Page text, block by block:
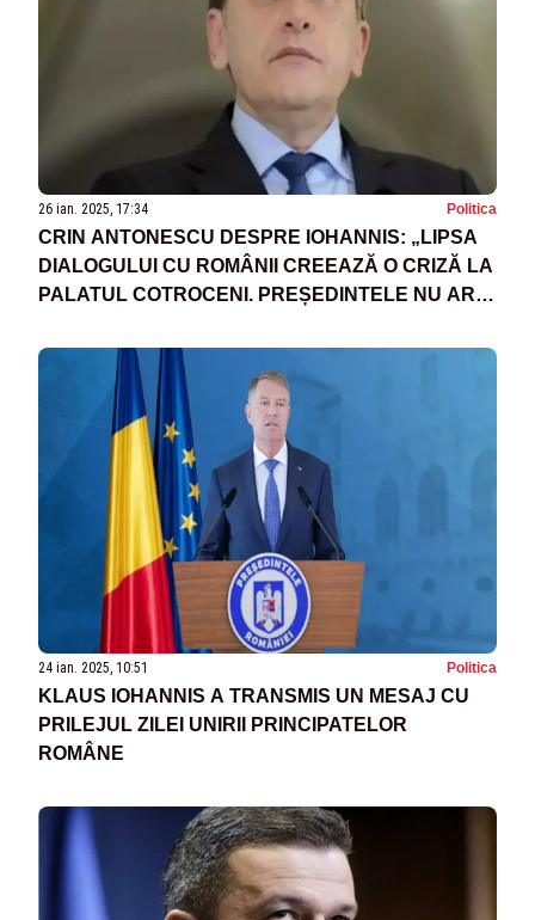
26 ian. 2025, 17:34 Politica
CRIN ANTONESCU DESPRE IOHANNIS: „LIPSA
DIALOGULUI CU ROMÂNII CREEAZĂ O CRIZĂ LA
PALATUL COTROCENI. PREȘEDINTELE NU ARE
24 ian. 2025, 10:51 Politica
KLAUS IOHANNIS A TRANSMIS UN MESAJ CU
PRILEJUL ZILEI UNIRII PRINCIPATELOR
ROMÂNE